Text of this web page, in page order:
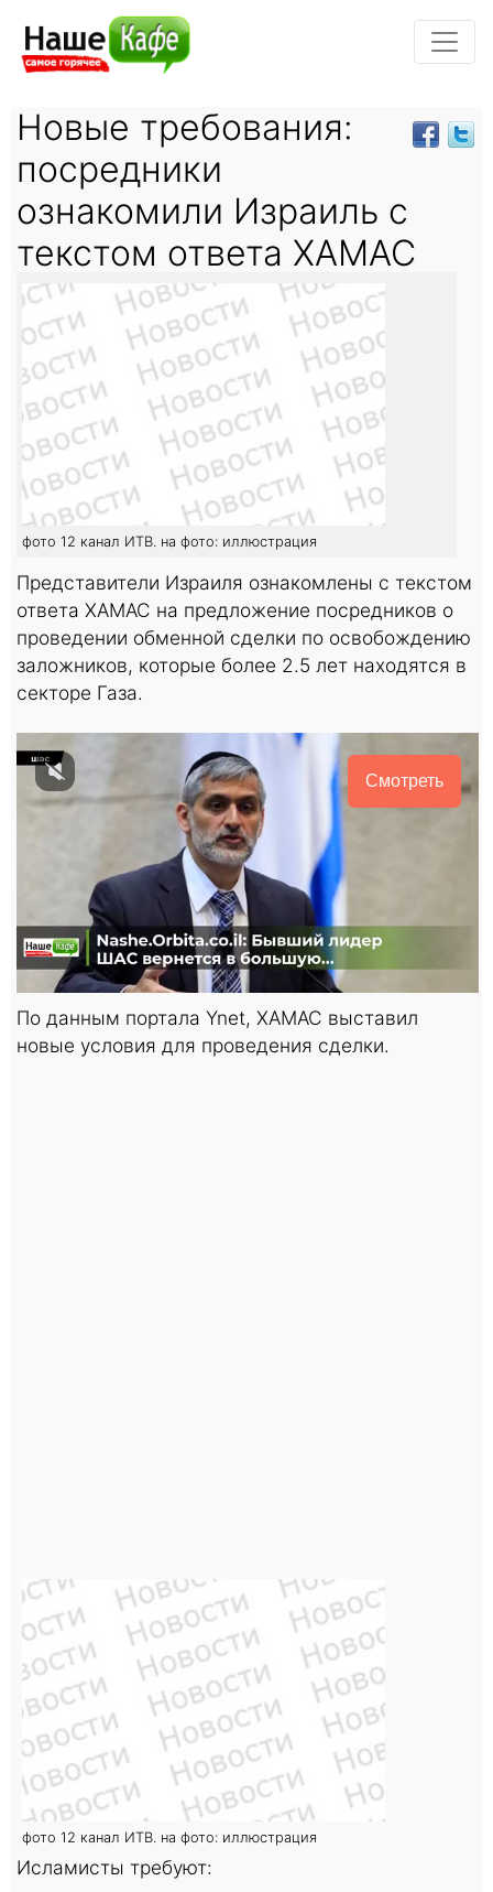
Новые требования:
посредники
ознакомили Израиль с
текстом ответа ХАМАС
фото 12 канал ИТВ. на фото: иллюстрация
Представители Израиля ознакомлены с текстом
ответа ХАМАС на предложение посредников о
проведении обменной сделки по освобождению
заложников, которые более 2.5 лет находятся в
секторе Газа.
Смотреть
По данным портала Ynet, ХАМАС выставил
новые условия для проведения сделки.
фото 12 канал ИТВ. на фото: иллюстрация
Исламисты требуют: